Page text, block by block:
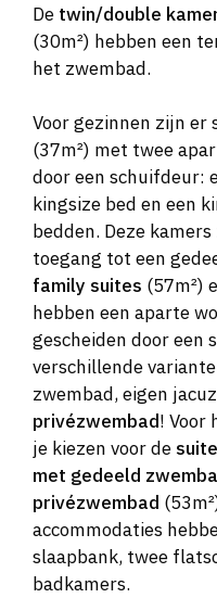
De twin/double
(30m²) hebben een
het zwembad.
Voor gezinnen zijn er
(37m²) met twee
door een schuifdeur:
kingsize bed en een
bedden. Deze
toegang tot een
family suites (57m²)
hebben een aparte
gescheiden door een
verschillende
zwembad, eigen
privézwembad! Voor
je kiezen voor de
met gedeeld
privézwembad
accommodaties
slaapbank, twee
badkamers.